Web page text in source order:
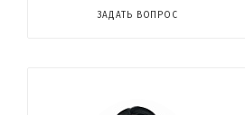
ЗАДАТЬ ВОПРОС